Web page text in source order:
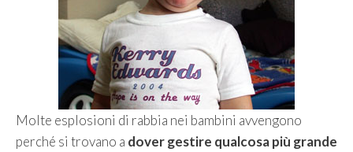
Molte esplosioni di rabbia nei bambini avvengono
perché si trovano a dover gestire qualcosa più grande